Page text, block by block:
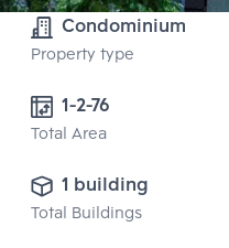
Condominium
Property type
1-2-76
Total Area
1 building
Total Buildings